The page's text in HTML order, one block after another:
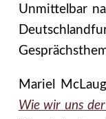
Unmittelbar
Mariel
Wie wir uns